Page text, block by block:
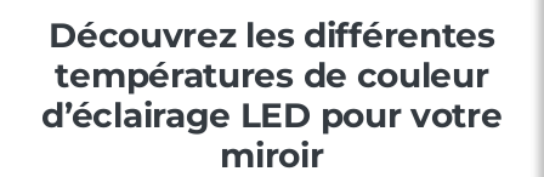
Découvrez les différentes
températures de couleur
d’éclairage LED pour votre
miroir